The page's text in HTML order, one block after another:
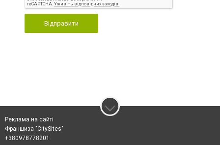
Відправити
Реклама на сайті
Франшиза "CitySites"
+380978778201